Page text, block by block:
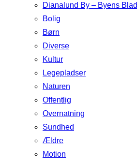
Dianalund By – Byens Blad
Bolig
Børn
Diverse
Kultur
Legepladser
Naturen
Offentlig
Overnatning
Sundhed
Ældre
Motion